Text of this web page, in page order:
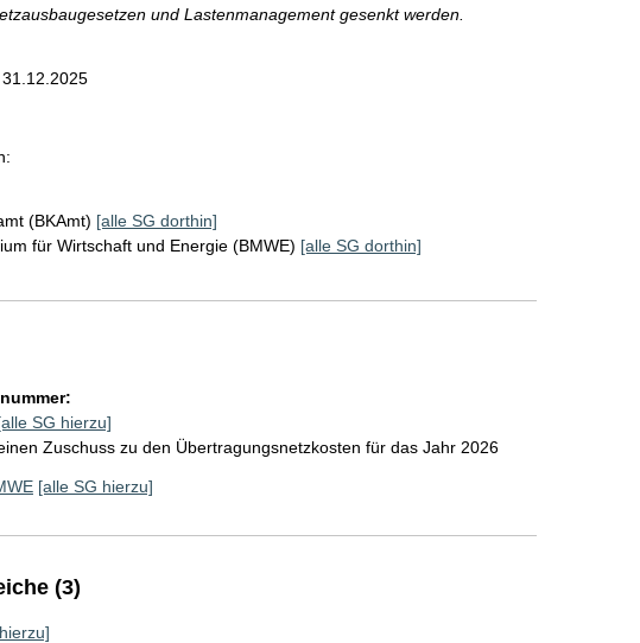
und Lastenmanagement gesenkt werden.
(BKAmt) [alle SG dorthin]
für Wirtschaft und Energie (BMWE) [alle SG dorthin]
SG hierzu]
Zuschuss zu den Übertragungsnetzkosten für das Jahr 2026
[alle SG hierzu]
(3)